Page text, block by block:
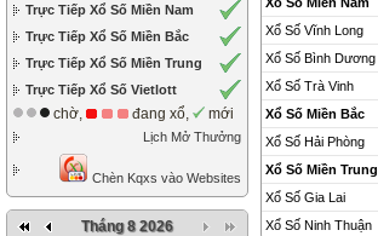
Trực Tiếp Xổ Số Miền Nam
Trực Tiếp Xổ Số Miền Bắc
Trực Tiếp Xổ Số Miền Trung
Trực Tiếp Xổ Số Vietlott
chờ, đang xổ, mới
Lịch Mở Thưởng
Chèn Kqxs vào Websites
Tháng 8 2026
Xổ Số Vĩnh Long
Xổ Số Bình Dương
Xổ Số Trà Vinh
Xổ Số Miền Bắc
Xổ Số Hải Phòng
Xổ Số Miền Trung
Xổ Số Gia Lai
Xổ Số Ninh Thuận